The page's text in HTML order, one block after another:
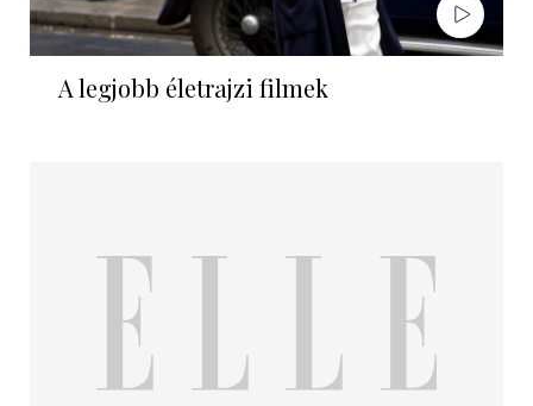
A legjobb életrajzi filmek